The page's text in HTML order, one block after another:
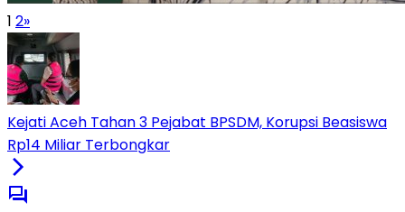
1 2»
Kejati Aceh Tahan 3 Pejabat BPSDM, Korupsi Beasiswa
Rp14 Miliar Terbongkar